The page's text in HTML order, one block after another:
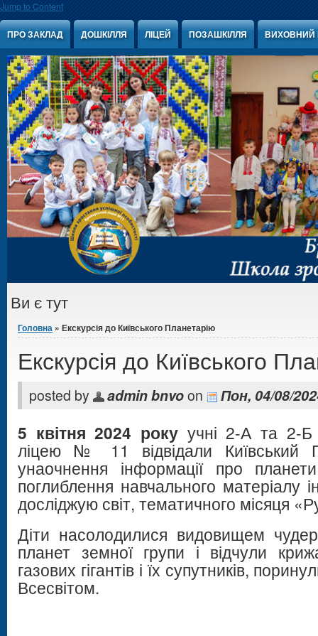
Jump to Content
ПРО ЗАКЛАД ДОШКІЛЛЯ ЛІЦЕЙ ПОЗАШКІЛЛЯ ВИХОВНИЙ
Ви є тут
Головна » Екскурсія до Київського Планетарію
Екскурсія до Київського
posted by admin bnvoon Пон, 04/08/
5 квітня 2024 року учні 2-А та 2-Б
ліцею № 11 відвідали Київський
унаочнення інформації про
поглиблення навчального матеріалу
досліджую світ, тематичного місяця
Діти насолодилися видовищем
планет земної групи і відчули
газових гігантів і їх супутників,
Всесвітом.